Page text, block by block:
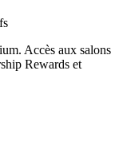
Accès aux salons
Rewards et